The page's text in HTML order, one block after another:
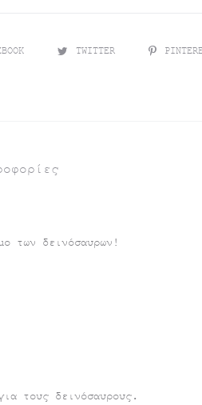
TWITTER
των δεινόσαυρων!
τους δεινόσαυρους.